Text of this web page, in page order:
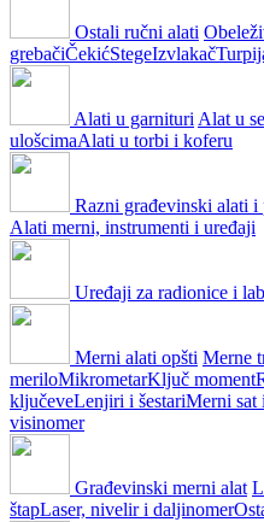
Ostali ručni alati
grebačiČekićStegeIzvlakač
Alati u garnituri Alat u
ulošcimaAlati u torbi i koferu
Razni građevinski alati i
Alati merni, instrumenti i uređaji
Uređaji za radionice i
Merni alati opšti Merne
meriloMikrometarKljuč moment
ključeveLenjiri i šestariMerni sat
visinomer
Građevinski merni alat
štapLaser, nivelir i daljinomer